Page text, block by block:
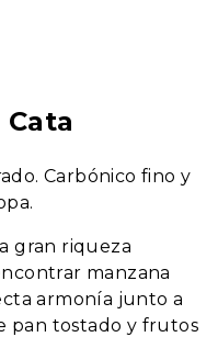
Carbónico fino y
gran riqueza
manzana
armonía junto a
pan tostado y frutos